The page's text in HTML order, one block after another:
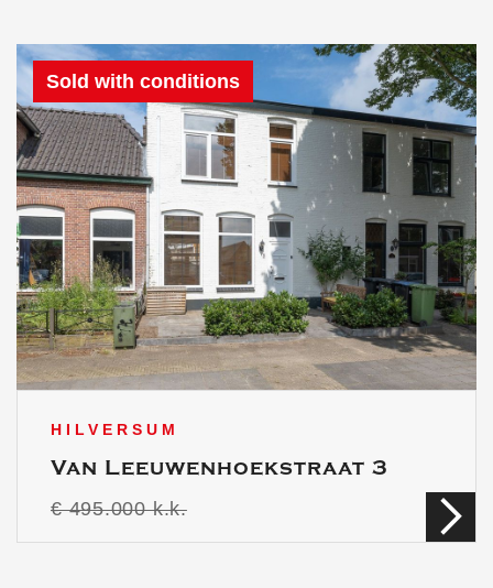
Sold with conditions
HILVERSUM
Van Leeuwenhoekstraat 3
€ 495.000 k.k.